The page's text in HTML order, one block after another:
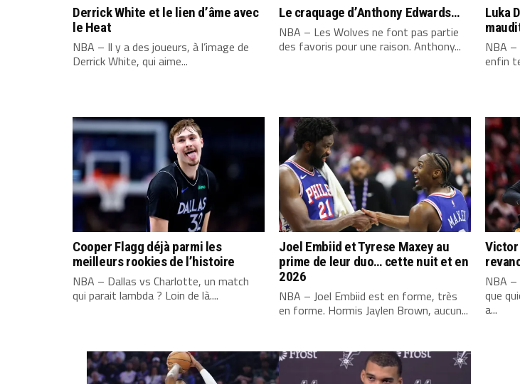
Derrick White et le lien d’âme avec
le Heat
NBA – Il y a des joueurs, à l’image de
Derrick White, qui aime...
Le craquage d’Anthony Edwards…
NBA – Les Wolves ne font pas partie
des favoris pour une raison. Anthony...
Luka
NBA
enfin
Cooper Flagg déjà parmi les
meilleurs rookies de l’histoire
NBA – Dallas vs Charlotte, un match
qui parait lambda ? Loin de là....
Joel Embiid et Tyrese Maxey au
prime de leur duo… cette nuit et en
2026
NBA – Joel Embiid est en forme, très
en forme. Hormis Jaylen Brown, aucun...
Victor
NBA
que
a...